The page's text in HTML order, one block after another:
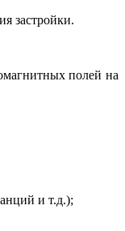
застройки.
полей на
и т.д.);